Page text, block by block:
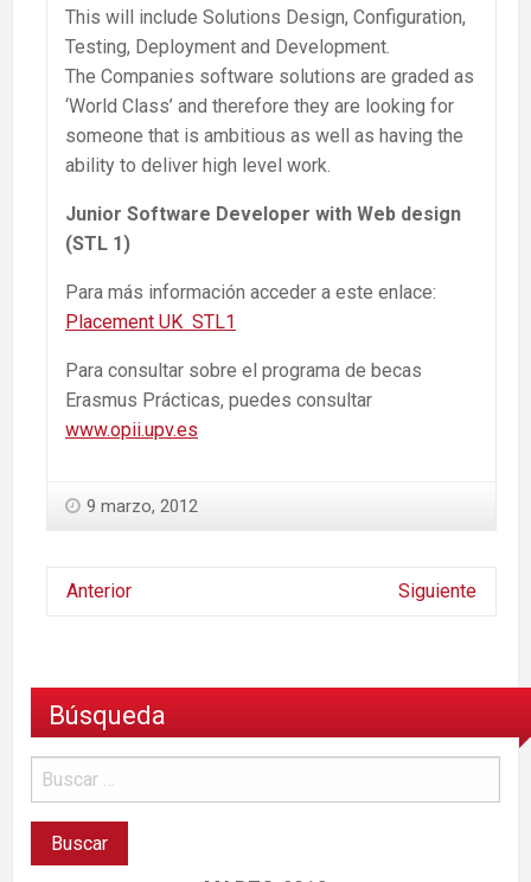
This will include Solutions Design, Configuration,
Testing, Deployment and Development.
The Companies software solutions are graded as
‘World Class’ and therefore they are looking for
someone that is ambitious as well as having the
ability to deliver high level work.
Junior Software Developer with Web design
(STL 1)
Para más información acceder a este enlace:
Placement UK STL1
Para consultar sobre el programa de becas
Erasmus Prácticas, puedes consultar
www.opii.upv.es
9 marzo, 2012
Anterior Siguiente
Búsqueda